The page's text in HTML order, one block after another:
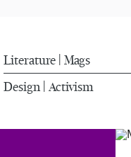
Literature Mags
Design Activism